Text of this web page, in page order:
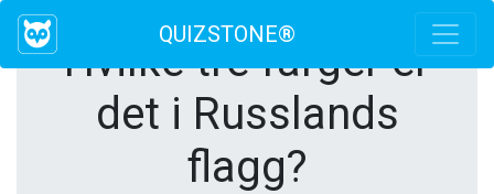
QUIZSTONE®
Hvilke tre farger er
det i Russlands
flagg?